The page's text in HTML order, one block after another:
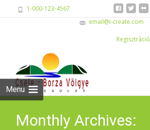
1-000-123-4567
email@i-create.com
Regisztráció
Menu
Monthly Archives: